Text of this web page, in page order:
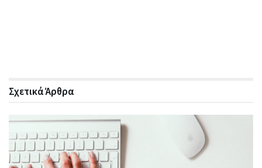
ΣχετικάΆρθρα